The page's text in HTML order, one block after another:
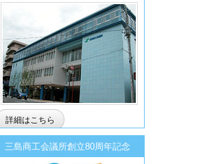
詳細はこちら
三島商工会議所創立80周年記念